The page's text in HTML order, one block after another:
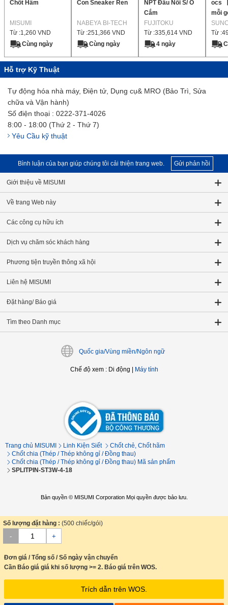
Chốt Hâm
MISUMI
Từ :1,260 VND
Cùng ngày
Con Sneaker Ren
NABEYA BI-TECH
Từ :251,366 VND
Cùng ngày
NPT Đầu Nối S/ Ổ
Cắm
FUJITOKU
Từ :335,614 VND
4 ngày
ocs
mỗi
Từ :
Hỗ trợ Kỹ Thuật
Tự động hóa nhà máy, Điện tử, Dụng cụ& MRO (Bảo Trì, Sửa
chữa và Vận hành)
Số điện thoại : 0222-371-4026
8:00 - 18:00 (Thứ 2 - Thứ 7)
Yêu Cầu kỹ thuật
Bình luận của bạn giúp chúng tôi cải thiện trang web. Gửi phản hồi
Giới thiệu về MISUMI
Về trang Web này
Các công cụ hữu ích
Dịch vụ chăm sóc khách hàng
Phương tiện truyền thông xã hội
Liên hệ MISUMI
Đặt hàng/ Báo giá
Tìm theo Danh mục
Quốc gia/Vùng miền/Ngôn ngữ
Chế độ xem: Di động Máy tính
Trang chủ MISUMI Linh Kiện Siết
Chốt chẻ, Chốt hãm
Chốt chia (Thép / Thép không gỉ / Đồng thau)
Chốt chia (Thép / Thép không gỉ / Đồng thau) Mã sản phẩm
SPLITPIN-ST3W-4-18
Bản quyền © MISUMI Corporation Mọi quyền được bảo lưu.
Số lượng đặt hàng : (500 chiếc/gói)
- +
Đơn giá / Tổng số / Số ngày vận chuyển
Cần Báo giá giá khi số lượng >= 2. Báo giá trên WOS.
Trích dẫn trên WOS.